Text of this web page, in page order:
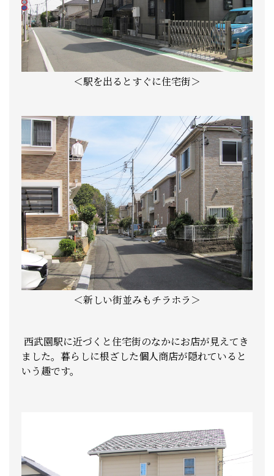
＜駅を出るとすぐに住宅街＞
＜新しい街並みもチラホラ＞
西武園駅に近づくと住宅街のなかにお店が見えてき
ました。暮らしに根ざした個人商店が隠れていると
いう趣です。